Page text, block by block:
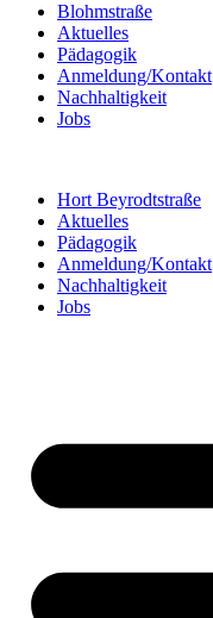
Blohmstraße
Aktuelles
Pädagogik
Anmeldung/Kontakt
Nachhaltigkeit
Jobs
Hort Beyrodtstraße
Aktuelles
Pädagogik
Anmeldung/Kontakt
Nachhaltigkeit
Jobs